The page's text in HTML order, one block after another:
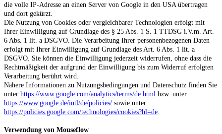
die volle IP-Adresse an einen Server von Google in den USA übertragen
und dort gekürzt.
Die Nutzung von Cookies oder vergleichbarer Technologien erfolgt mit
Ihrer Einwilligung auf Grundlage des § 25 Abs. 1 S. 1 TTDSG i.V.m. Art.
6 Abs. 1 lit. a DSGVO. Die Verarbeitung Ihrer personenbezogenen Daten
erfolgt mit Ihrer Einwilligung auf Grundlage des Art. 6 Abs. 1 lit. a
DSGVO. Sie können die Einwilligung jederzeit widerrufen, ohne dass die
Rechtmäßigkeit der aufgrund der Einwilligung bis zum Widerruf erfolgten
Verarbeitung berührt wird.
Nähere Informationen zu Nutzungsbedingungen und Datenschutz finden Sie
unter https://www.google.com/analytics/terms/de.html bzw. unter
https://www.google.de/intl/de/policies/ sowie unter
https://policies.google.com/technologies/cookies?hl=de
Verwendung von Mouseflow